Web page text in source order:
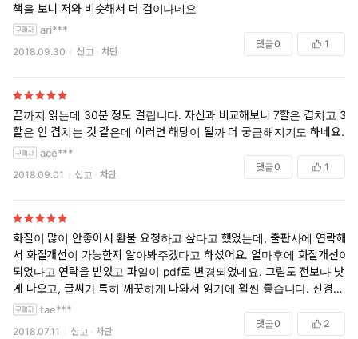
책을 보니 저와 비슷해서 더 겁이나네요
ari***
2018.09.30 신고 차단
댓글0 1
끝까지 읽는데 30분 정도 걸립니다. 자신과 비교해보니 7할은 겹치고 3
할은 안 겹치는 것 같은데 이러면 해당이 될까 더 궁금해지기도 하네요.
ace***
2018.09.01 신고 차단
댓글0 1
화질이 많이 안좋아서 환불 요청하고 샆다고 했었는데, 출판사에 연락해
서 화질개선이 가능한지 알아봐주겠다고 하셨어요. 얼마후에 화질개선이
되었다고 연락을 받았고 파일이 pdf로 변경되었네요. 그림도 전보다 낫
게 나오고, 글씨가 특히 깨끗하게 나와서 읽기에 훨씬 좋습니다. 신경써주
신 담당자분께 감사드리고 싶네요. 앞으로도 좋은 책 많이 부탁드려요.
tae***
2018.07.11 신고 차단
댓글0 2